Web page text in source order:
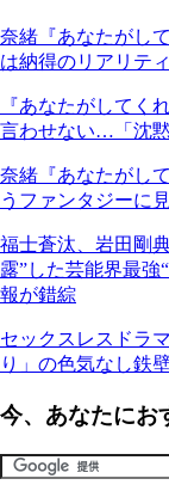
奈緒『あなたがし
は納得のリアリテ
『あなたがしてく
言わせない…「沈
奈緒『あなたがし
うファンタジーに
福士蒼汰、岩田剛
露”した芸能界最
報が錯綜
セックスレスドラ
り」の色気なし鉄
今、あなたにお